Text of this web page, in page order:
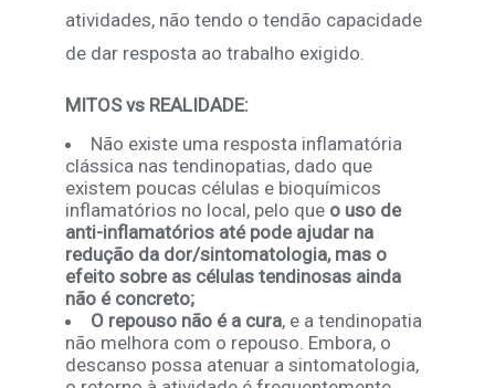
atividades, não tendo o tendão capacidade
de dar resposta ao trabalho exigido.
MITOS vs REALIDADE:
Não existe uma resposta inflamatória
clássica nas tendinopatias, dado que
existem poucas células e bioquímicos
inflamatórios no local, pelo que o uso de
anti-inflamatórios até pode ajudar na
redução da dor/sintomatologia, mas o
efeito sobre as células tendinosas ainda
não é concreto;
O repouso não é a cura, e a tendinopatia
não melhora com o repouso. Embora, o
descanso possa atenuar a sintomatologia,